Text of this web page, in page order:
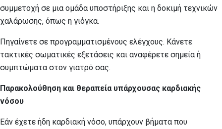
συμμετοχή σε μια ομάδα υποστήριξης και η δοκιμή τεχνικών
χαλάρωσης, όπως η γιόγκα.
Πηγαίνετε σε προγραμματισμένους ελέγχους. Κάνετε
τακτικές σωματικές εξετάσεις και αναφέρετε σημεία ή
συμπτώματα στον γιατρό σας.
Παρακολούθηση και θεραπεία υπάρχουσας καρδιακής
νόσου
Εάν έχετε ήδη καρδιακή νόσο, υπάρχουν βήματα που